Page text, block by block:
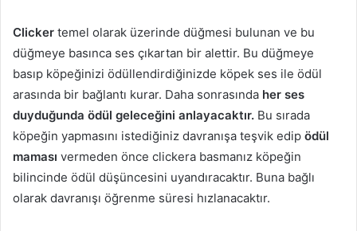
Clicker temel olarak üzerinde düğmesi bulunan ve bu
düğmeye basınca ses çıkartan bir alettir. Bu düğmeye
basıp köpeğinizi ödüllendirdiğinizde köpek ses ile ödül
arasında bir bağlantı kurar. Daha sonrasında her ses
duyduğunda ödül geleceğini anlayacaktır. Bu sırada
köpeğin yapmasını istediğiniz davranışa teşvik edip ödül
maması vermeden önce clickera basmanız köpeğin
bilincinde ödül düşüncesini uyandıracaktır. Buna bağlı
olarak davranışı öğrenme süresi hızlanacaktır.